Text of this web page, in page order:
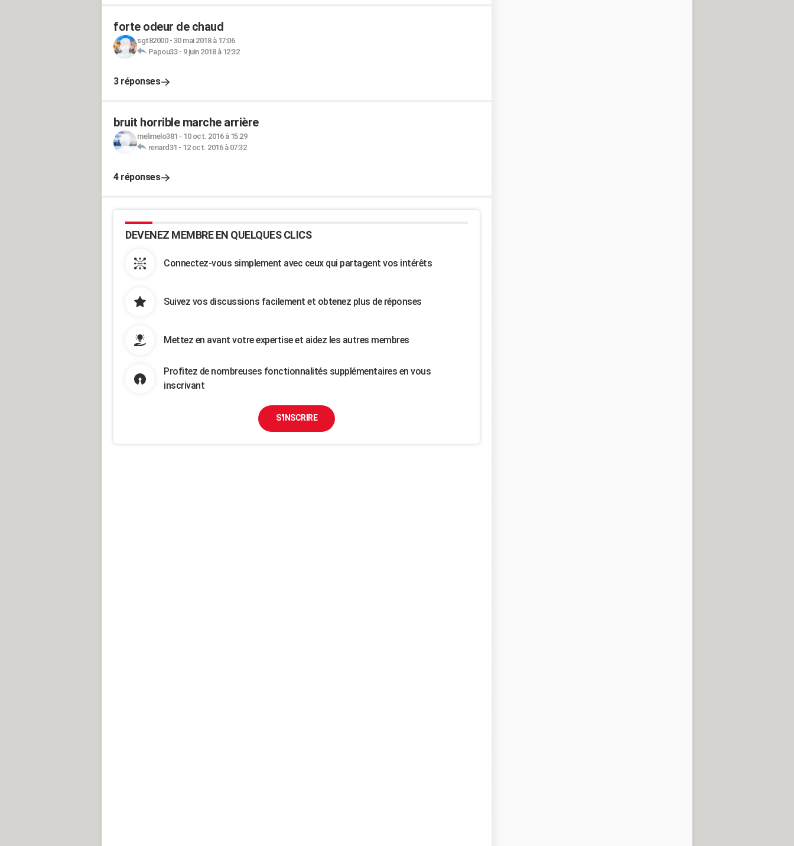
forte odeur de chaud
sgt82000- 30 mai 2018 à 17:06
Papou33- 9 juin 2018 à 12:32
3 réponses
bruit horrible marche arrière
melimelo381 - 10 oct. 2016 à 15:29
renard31 - 12 oct. 2016 à 07:32
4 réponses
DEVENEZ MEMBRE EN QUELQUES CLICS
Connectez-vous simplement avec ceux qui partagent vos intérêts
Suivez vos discussions facilement et obtenez plus de réponses
Mettez en avant votre expertise et aidez les autres membres
Profitez de nombreuses fonctionnalités supplémentaires en vous
inscrivant
S'INSCRIRE